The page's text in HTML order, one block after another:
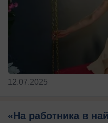
12.07.2025
«На работника в